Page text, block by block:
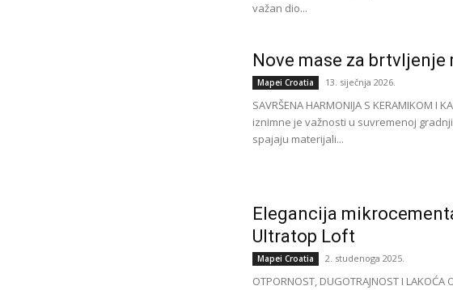
važan dio...
Nove mase za
Mapei Croatia 13. siječnja 2026.
SAVRŠENA HARMONIJA S KERAMIKOM
iznimne je važnosti u suvremenoj
spajaju materijali...
Elegancija
Ultratop Loft
Mapei Croatia 2. studenoga 2025.
OTPORNOST, DUGOTRAJNOST I LAKOĆA